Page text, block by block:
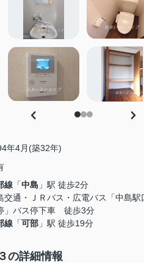
年4月(築32年)
線 「中島 」駅 徒歩2分
交通・ＪＲバス・広電バス「中島駅
」バス停下車 徒歩3分
線 「可部 」駅 徒歩19分
の詳細情報